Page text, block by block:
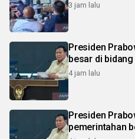
3 jam lalu
Presiden
besar di
4 jam lalu
Presiden
pemerintahan